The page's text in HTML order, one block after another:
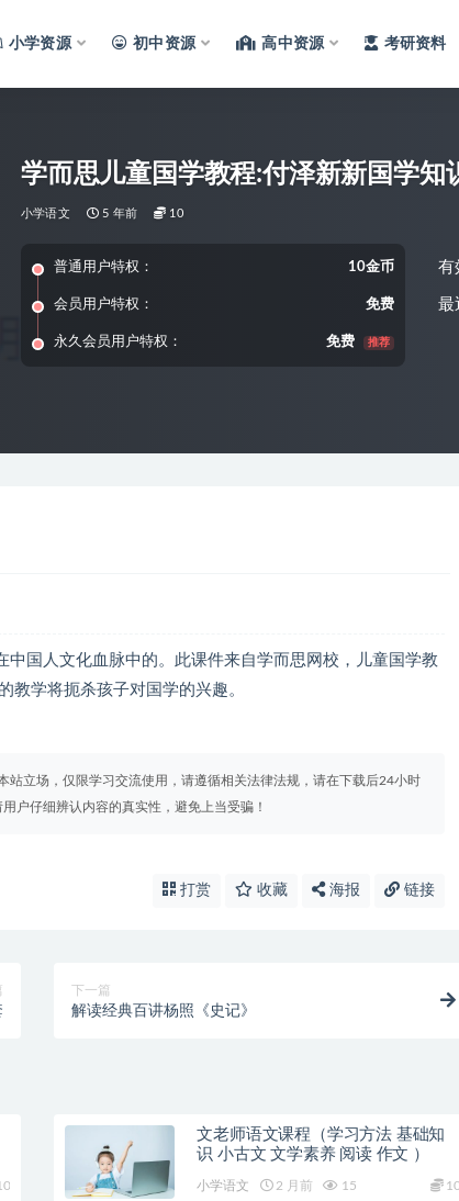
小学资源 初中资源 高中资源 考研资料
学而思儿童国学教程:付泽新新国学知
小学语文 5 年前 10
普通用户特权： 10金币
会员用户特权： 免费
永久会员用户特权： 免费 推荐
有
最
国人文化血脉中的。此课件来自学而思网校，儿童国学教
教学将扼杀孩子对国学的兴趣。
站立场，仅限学习交流使用，请遵循相关法律法规，请在下载后24小时
户仔细辨认内容的真实性，避免上当受骗！
打赏 收藏 海报 链接
下一篇
解读经典百讲杨照《史记》
文老师语文课程（学习方法 基础知
识 小古文 文学素养 阅读 作文 ）
小学语文 2 月前 15